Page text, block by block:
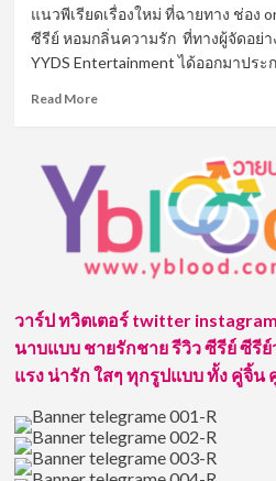
แนวพีเรียดเรื่องใหม่ ที่ฉายทาง ช่อง
ซีรีย์ หอมกลิ่นความรัก ที่ทางผู้จัดอย่า
YYDS Entertainment ได้ออกมาประ
Read MoreRead
ซี
หอม
กลิ่น
ความ
รีส์
แนว
พีเรียด
สไตล์
เมือง
เหนือ
สุด
อบอุ่น
วาร์ป ทวิตเตอร์ twitter
นาบแบบ ชายรักชาย รีวิว ซีรีย์ ซีรี
แรง น่ารัก ใสๆ ทุกรูปแบบ ทั้ง คู่จิ้น